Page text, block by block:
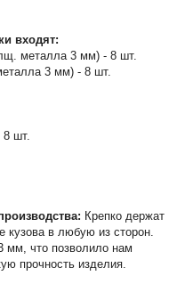
входят:
металла 3 мм) - 8 шт.
3 мм) - 8 шт.
8 шт.
Крепко держат
кузова в любую из сторон.
мм, что позволило нам
прочность изделия.